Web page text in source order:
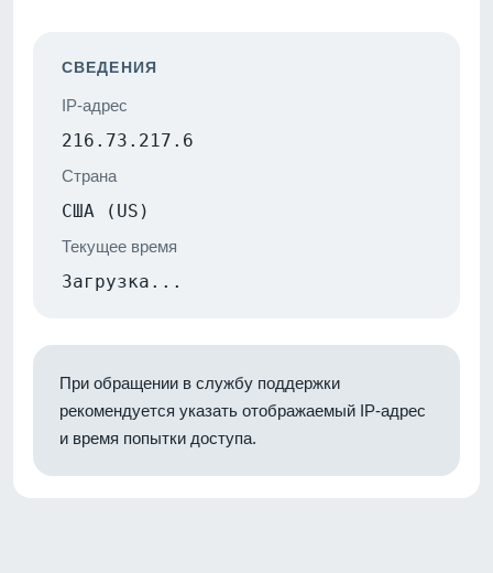
СВЕДЕНИЯ
IP-адрес
216.73.217.6
Страна
США (US)
Текущее время
Загрузка...
При обращении в службу поддержки
рекомендуется указать отображаемый IP-адрес
и время попытки доступа.